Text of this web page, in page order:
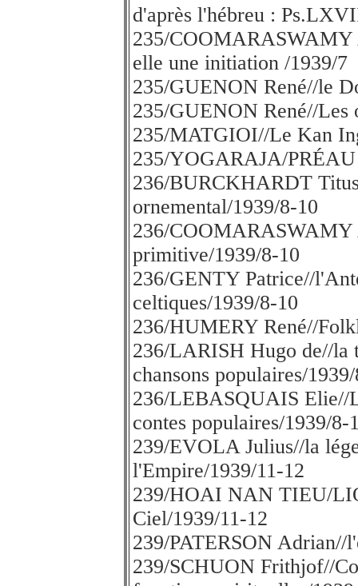
d'après l'hébreu :
235/COOMARASWAMY
elle une initiation /1939/7
235/GUENON René//le
235/GUENON René//Les
235/MATGIOI//Le Kan
235/YOGARAJA/
236/BURCKHARDT
ornemental/1939/8-10
236/
primitive/1939/8-10
236/GENTY Patrice//
celtiques/1939/8-10
236/HUMERY René//
236/LARISH Hugo de//la
chansons populaires/
236/LEBASQUAIS Elie//
contes populaires/1939/8-
239/EVOLA Julius//la
l'Empire/1939/11-12
239/HOAI NAN TIEU/
Ciel/1939/11-12
239/PATERSON Adrian//
239/SCHUON Frithjof//